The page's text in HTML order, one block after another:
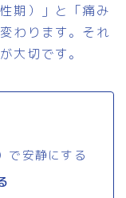
期）」と「痛み
わります。それ
大切です。
で安静にする